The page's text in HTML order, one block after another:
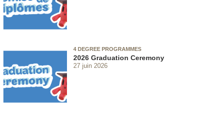
4 DEGREE PROGRAMMES
2026 Graduation Ceremony
27 juin 2026